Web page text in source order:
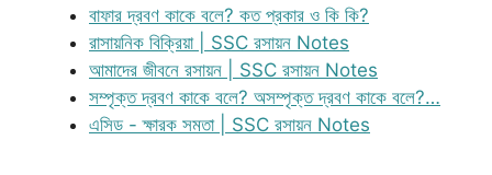
বাফার দ্রবণ কাকে বলে? কত প্রকার ও কি কি?
রাসায়নিক বিক্রিয়া | SSC রসায়ন Notes
আমাদের জীবনে রসায়ন | SSC রসায়ন Notes
সম্পৃক্ত দ্রবণ কাকে বলে? অসম্পৃক্ত দ্রবণ কাকে বলে?…
এসিড - ক্ষারক সমতা | SSC রসায়ন Notes